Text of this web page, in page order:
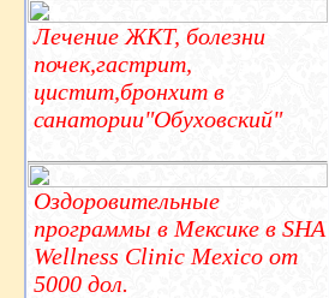
Лечение ЖКТ, болезни
почек,гастрит,
цистит,бронхит в
санатории"Обуховский"
Оздоровительные
программы в Мексике в SHA
Wellness Clinic Mexico от
5000 дол.